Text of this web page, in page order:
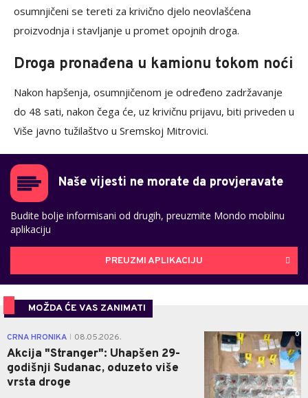
osumnjičeni se tereti za krivično djelo neovlašćena
proizvodnja i stavljanje u promet opojnih droga.
Droga pronađena u kamionu tokom noći
Nakon hapšenja, osumnjičenom je određeno zadržavanje
do 48 sati, nakon čega će, uz krivičnu prijavu, biti priveden u
Više javno tužilaštvo u Sremskoj Mitrovici.
Naše vijesti ne morate da provjeravate
Budite bolje informisani od drugih, preuzmite Mondo mobilnu
aplikaciju
PREUZMI APLIKACIJU
MOŽDA ĆE VAS ZANIMATI
CRNA HRONIKA 08.05.2026.
Akcija "Stranger": Uhapšen 29-
godišnji Sudanac, oduzeto više
vrsta droge
0